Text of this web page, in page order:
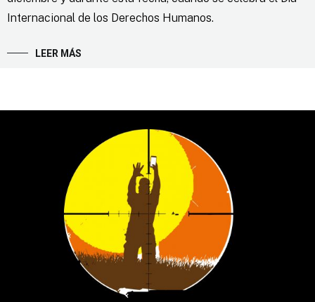
Internacional de los Derechos Humanos.
LEER MÁS